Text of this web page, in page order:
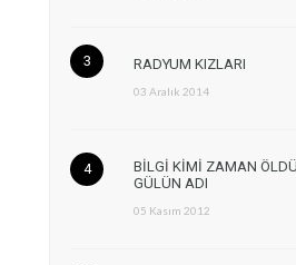
RADYUM KIZLARI
03 Aralık 2014
BİLGİ KİMİ ZAMAN
GÜLÜN ADI
05 Kasım 2012